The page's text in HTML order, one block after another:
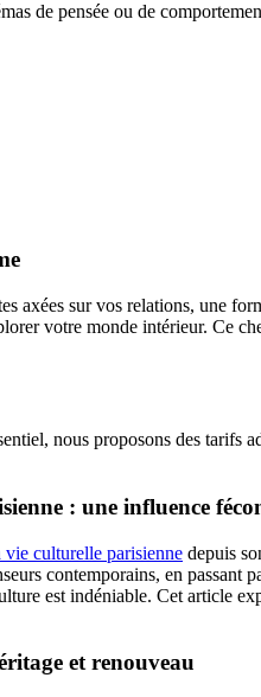
de pensée ou de
axées sur vos relations, une
votre monde intérieur. Ce
nous proposons des
: une influence
vie culturelle parisienne depuis
contemporains, en
est indéniable. Cet article
et renouveau